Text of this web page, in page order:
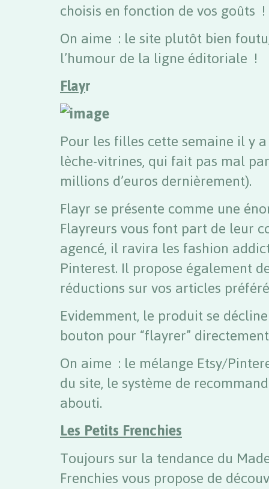
choisis en fonction de vos goûts !
On aime : le site plutôt bien
l’humour de la ligne éditoriale !
Flayr
Pour les filles cette semaine il y
lèche-vitrines, qui fait pas mal
millions d’euros dernièrement).
Flayr se présente comme une
Flayreurs vous font part de leur
agencé, il ravira les fashion
Pinterest. Il propose également
réductions sur vos articles
Evidemment, le produit se
bouton pour “flayrer”
On aime : le mélange Etsy/
du site, le système de
abouti.
Les Petits Frenchies
Toujours sur la tendance du
Frenchies vous propose de